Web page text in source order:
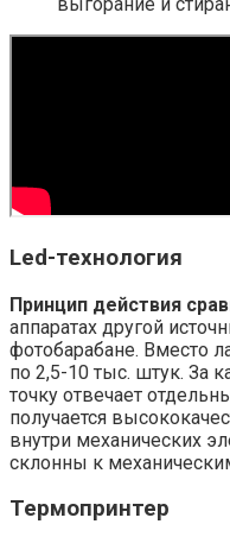
Led-технология
Принцип действия
аппаратах другой
фотобарабане. Вместо
по 2,5-10 тыс. штук. За
точку отвечает
получается
внутри механических
склонны к
Термопринтер